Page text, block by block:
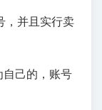
，并且实行卖
自己的，账号